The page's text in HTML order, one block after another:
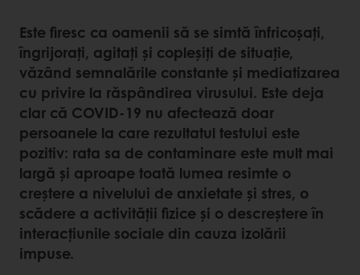
Este firesc ca oamenii să se simtă înfricoșați,
îngrijorați, agitați și copleșiți de situație,
văzând semnalările constante și mediatizarea
cu privire la răspândirea virusului. Este deja
clar că COVID-19 nu afectează doar
persoanele la care rezultatul testului este
pozitiv: rata sa de contaminare este mult mai
largă și aproape toată lumea resimte o
creștere a nivelului de anxietate și stres, o
scădere a activității fizice și o descreștere în
interacțiunile sociale din cauza izolării
impuse.